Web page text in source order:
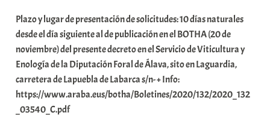
Plazo y lugar de presentación de solicitudes: 10 días naturales
desde el día siguiente al de publicación en el BOTHA (20 de
noviembre) del presente decreto en el Servicio de Viticultura y
Enología de la Diputación Foral de Álava, sito en Laguardia,
carretera de Lapuebla de Labarca s/n- + Info:
https://www.araba.eus/botha/Boletines/2020/132/2020_132
_03540_C.pdf